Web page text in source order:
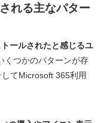
れる主なパター
ールされたと感じるユ
くつかのパターンが存
てMicrosoft 365利用